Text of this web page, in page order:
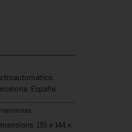
España.
135 x 144 x